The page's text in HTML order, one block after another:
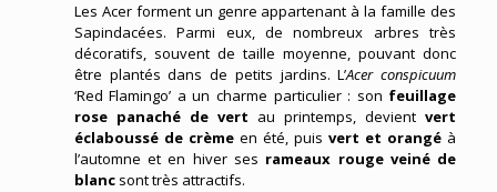
Les Acer forment un genre appartenant à la famille des
Sapindacées. Parmi eux, de nombreux arbres très
décoratifs, souvent de taille moyenne, pouvant donc
être plantés dans de petits jardins. L’Acer conspicuum
‘Red Flamingo’ a un charme particulier : son feuillage
rose panaché de vert au printemps, devientvert
éclaboussé de crèmeen été, puisvert et orangé à
l’automne et en hiver ses rameaux rouge veiné de
blancsont très attractifs.